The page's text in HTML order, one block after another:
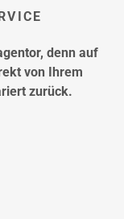
denn auf
von Ihrem
zurück.